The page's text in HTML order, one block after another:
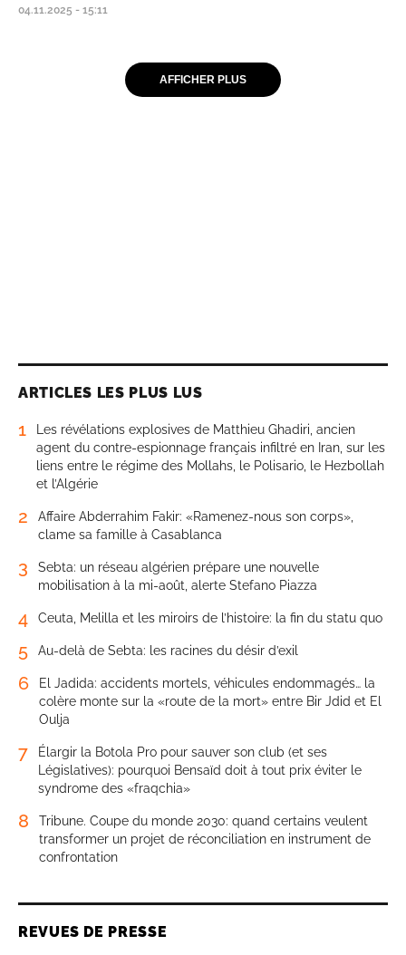
04.11.2025 - 15:11
AFFICHER PLUS
ARTICLES LES PLUS LUS
1
Les révélations explosives de Matthieu Ghadiri, ancien
agent du contre-espionnage français infiltré en Iran, sur les
liens entre le régime des Mollahs, le Polisario, le Hezbollah
et l’Algérie
2
Affaire Abderrahim Fakir: «Ramenez-nous son corps»,
clame sa famille à Casablanca
3
Sebta: un réseau algérien prépare une nouvelle
mobilisation à la mi-août, alerte Stefano Piazza
4 Ceuta, Melilla et les miroirs de l’histoire: la fin du statu quo
5 Au-delà de Sebta: les racines du désir d’exil
6
El Jadida: accidents mortels, véhicules endommagés… la
colère monte sur la «route de la mort» entre Bir Jdid et El
Oulja
7
Élargir la Botola Pro pour sauver son club (et ses
Législatives): pourquoi Bensaïd doit à tout prix éviter le
syndrome des «fraqchia»
8
Tribune. Coupe du monde 2030: quand certains veulent
transformer un projet de réconciliation en instrument de
confrontation
REVUES DE PRESSE